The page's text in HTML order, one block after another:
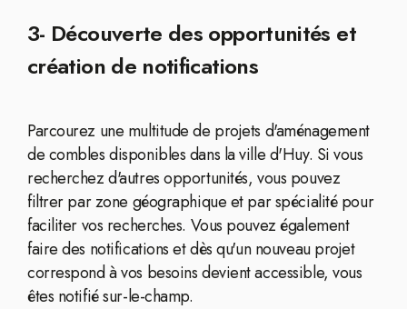
3- Découverte des opportunités et
création de notifications
Parcourez une multitude de projets d'aménagement
de combles disponibles dans la ville d'Huy. Si vous
recherchez d'autres opportunités, vous pouvez
filtrer par zone géographique et par spécialité pour
faciliter vos recherches. Vous pouvez également
faire des notifications et dès qu'un nouveau projet
correspond à vos besoins devient accessible, vous
êtes notifié sur-le-champ.